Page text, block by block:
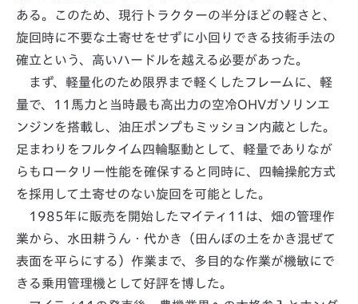
ある。このため、現行トラクターの半分ほどの軽さと、
旋回時に不要な土寄せをせずに小回りできる技術手法の
確立という、高いハードルを越える必要があった。
まず、軽量化のため限界まで軽くしたフレームに、軽
量で、11馬力と当時最も高出力の空冷OHVガソリンエ
ンジンを搭載し、油圧ポンプもミッション内蔵とした。
足まわりをフルタイム四輪駆動として、軽量でありなが
らもロータリー性能を確保すると同時に、四輪操舵方式
を採用して土寄せのない旋回を可能とした。
1985年に販売を開始したマイティ11は、畑の管理作
業から、水田耕うん・代かき（田んぼの土をかき混ぜて
表面を平らにする）作業まで、多目的な作業が機敏にで
きる乗用管理機として好評を博した。